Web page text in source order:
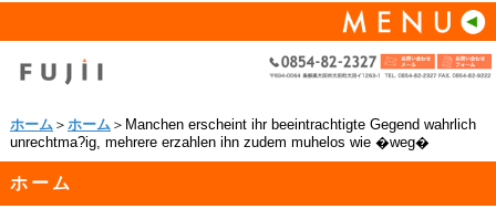
ホーム＞ ホーム＞Manchen erscheint ihr beeintrachtigte Gegend wahrlich
unrechtma?ig, mehrere erzahlen ihn zudem muhelos wie �weg�
ホーム